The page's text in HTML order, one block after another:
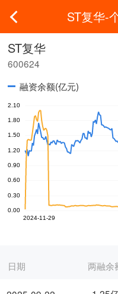
ST复华-
ST复华
600624
融资余额(亿元)
日期 两融余